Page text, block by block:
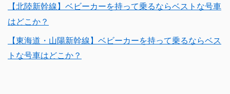
【北陸新幹線】ベビーカーを持って乗るならベストな号車
はどこか？
【東海道・山陽新幹線】ベビーカーを持って乗るならベス
トな号車はどこか？